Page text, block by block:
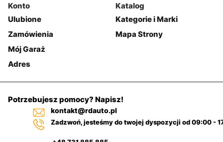
Konto
Ulubione
Zamówienia
Mój Garaż
Adres
Katalog
Kategorie i Marki
Mapa Strony
Potrzebujesz pomocy? Napisz!
kontakt@rdauto.pl
Zadzwoń, jesteśmy do twojej dyspozycji od 09:00 -